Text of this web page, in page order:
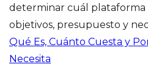
determinar cuál plataforma
objetivos, presupuesto y
Qué Es, Cuánto Cuesta y
Necesita